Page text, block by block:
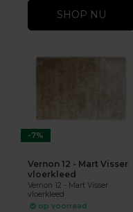
SHOP NU
-7%
Vernon 12 - Mart Visser
vloerkleed
Vernon 12 - Mart Visser
vloerkleed
op voorraad